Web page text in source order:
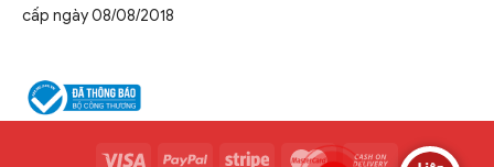
cấp ngày 08/08/2018